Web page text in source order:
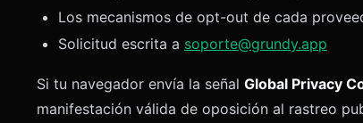
Los mecanismos de opt-out de cada
Solicitud escrita a soporte@grundy.app
Si tu navegador envía la señal Global Privacy
manifestación válida de oposición al rastreo